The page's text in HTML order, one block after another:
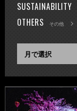
SUSTAINABILITY
OTHERS その他